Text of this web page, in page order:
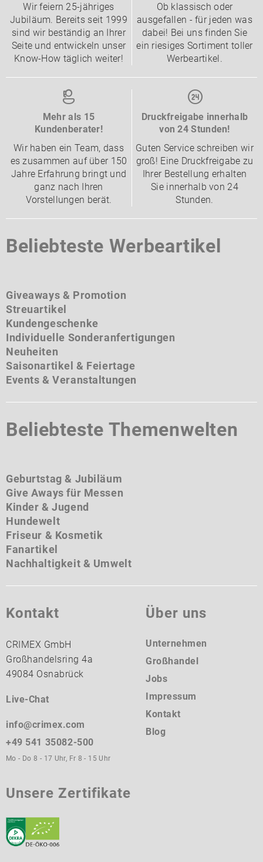
Wir feiern 25-jähriges
Jubiläum. Bereits seit 1999
sind wir beständig an Ihrer
Seite und entwickeln unser
Know-How täglich weiter!
Ob klassisch oder
ausgefallen - für jeden was
dabei! Bei uns finden Sie
ein riesiges Sortiment toller
Werbeartikel.
Mehr als 15
Kundenberater!
Wir haben ein Team, dass
es zusammen auf über 150
Jahre Erfahrung bringt und
ganz nach Ihren
Vorstellungen berät.
Druckfreigabe innerhalb
von 24 Stunden!
Guten Service schreiben wir
groß! Eine Druckfreigabe zu
Ihrer Bestellung erhalten
Sie innerhalb von 24
Stunden.
Beliebteste Werbeartikel
Giveaways & Promotion
Streuartikel
Kundengeschenke
Individuelle Sonderanfertigungen
Neuheiten
Saisonartikel & Feiertage
Events & Veranstaltungen
Beliebteste Themenwelten
Geburtstag & Jubiläum
Give Aways für Messen
Kinder & Jugend
Hundewelt
Friseur & Kosmetik
Fanartikel
Nachhaltigkeit & Umwelt
Kontakt
CRIMEX GmbH
Großhandelsring 4a
49084 Osnabrück
Live-Chat
info@crimex.com
+49 541 35082-500
Mo - Do 8 - 17 Uhr, Fr 8 - 15 Uhr
Über uns
Unternehmen
Großhandel
Jobs
Impressum
Kontakt
Blog
Unsere Zertifikate